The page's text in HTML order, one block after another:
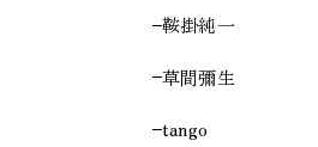
鞍掛純一
草間彌生
tango